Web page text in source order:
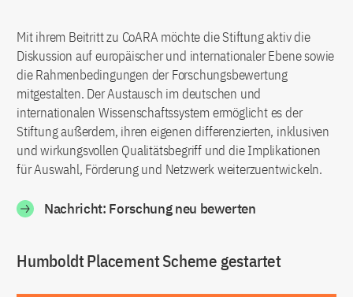
Mit ihrem Beitritt zu CoARA möchte die Stiftung aktiv die
Diskussion auf europäischer und internationaler Ebene sowie
die Rahmenbedingungen der Forschungsbewertung
mitgestalten. Der Austausch im deutschen und
internationalen Wissenschaftssystem ermöglicht es der
Stiftung außerdem, ihren eigenen differenzierten, inklusiven
und wirkungsvollen Qualitätsbegriff und die Implikationen
für Auswahl, Förderung und Netzwerk weiterzuentwickeln.
Nachricht: Forschung neu bewerten
Humboldt Placement Scheme gestartet